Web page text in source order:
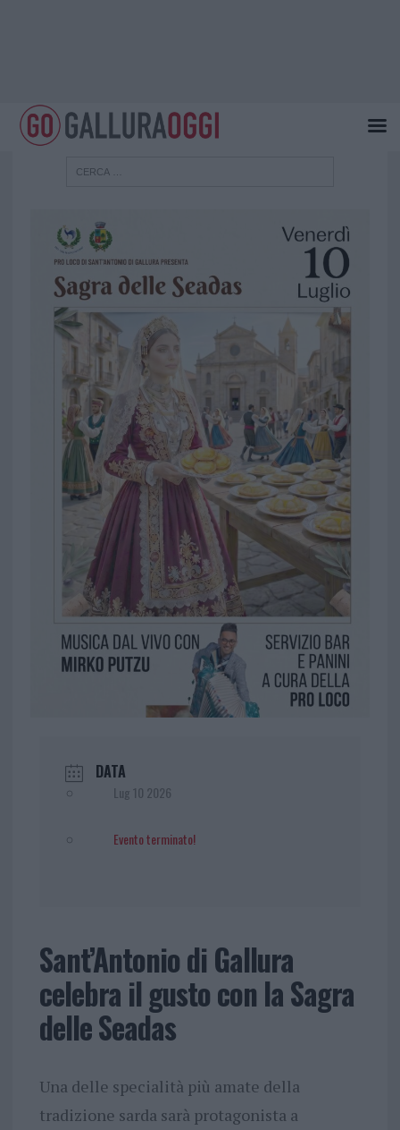
DATA
Lug 10 2026
Evento terminato!
Sant’Antonio di Gallura
celebra il gusto con la Sagra
delle Seadas
Una delle specialità più amate della
tradizione sarda sarà protagonista a